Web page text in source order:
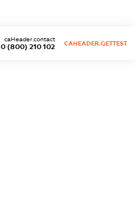
0 (800) 210 102
caHeader.contact
CAHEADER.GETTEST